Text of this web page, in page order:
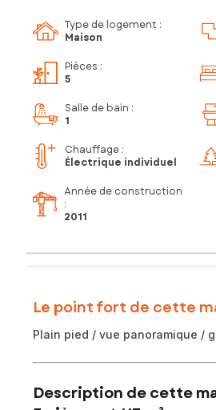
Type de logement :
Maison
Pièces :
5
Salle de bain :
1
Chauffage :
Électrique individuel
Année de construction
:
2011
Le point fort de cette
Plain pied / vue panoramique /
Description de cette